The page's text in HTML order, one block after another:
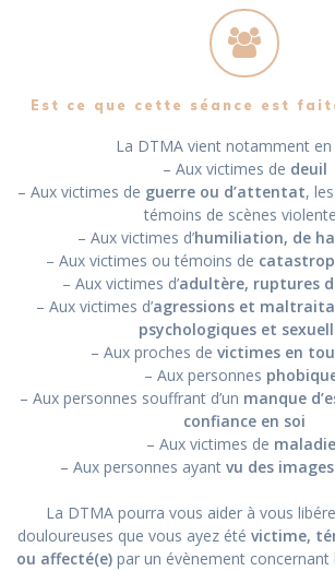
Est ce que cette séance est
La DTMA vient notamment en
– Aux victimes de deuil
– Aux victimes de guerre ou d’attentat,
témoins de scènes
– Aux victimes d’humiliation, de
– Aux victimes ou témoins de
– Aux victimes d’adultère, ruptures
– Aux victimes d’agressions et
psychologiques et
– Aux proches de victimes en
– Aux personnes
– Aux personnes souffrant d’un manque
confiance en soi
– Aux victimes de
– Aux personnes ayant vu des
La DTMA pourra vous aider à vous
douloureuses que vous ayez été victime,
ou affecté(e) par un évènement concernant